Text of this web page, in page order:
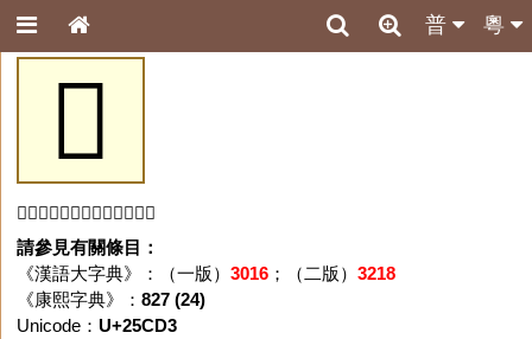
粵
普
𥳓
「𥳓」字未收錄於本資料庫。
請參見有關條目：
《漢語大字典》：（一版） 3016；（二版） 3218
《康熙字典》： 827 (24)
Unicode： U+25CD3